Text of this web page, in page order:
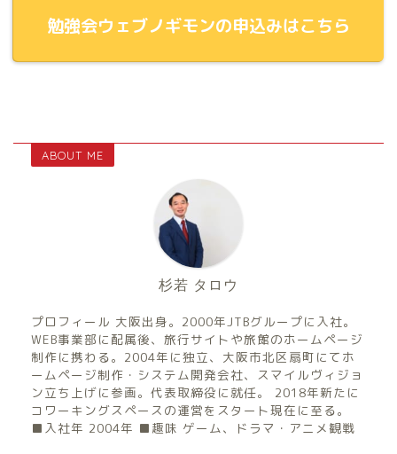
勉強会ウェブノギモンの申込みはこちら
ABOUT ME
杉若 タロウ
プロフィール 大阪出身。2000年JTBグループに入社。
WEB事業部に配属後、旅行サイトや旅館のホームページ
制作に携わる。2004年に独立、大阪市北区扇町にてホ
ームページ制作・システム開発会社、スマイルヴィジョ
ン立ち上げに参画。代表取締役に就任。 2018年新たに
コワーキングスペースの運営をスタート現在に至る。
■入社年 2004年 ■趣味 ゲーム、ドラマ・アニメ観戦